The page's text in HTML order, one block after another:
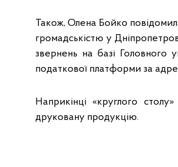
Також, Олена Бойко
громадськістю у
звернень на базі Головного
податкової платформи за
Наприкінці «круглого
друковану продукцію.